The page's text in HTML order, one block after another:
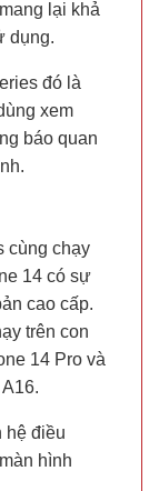
lại khả
dụng.
đó là
xem
báo quan
cùng chạy
14 có sự
cao cấp.
trên con
14 Pro và
hệ điều
hình